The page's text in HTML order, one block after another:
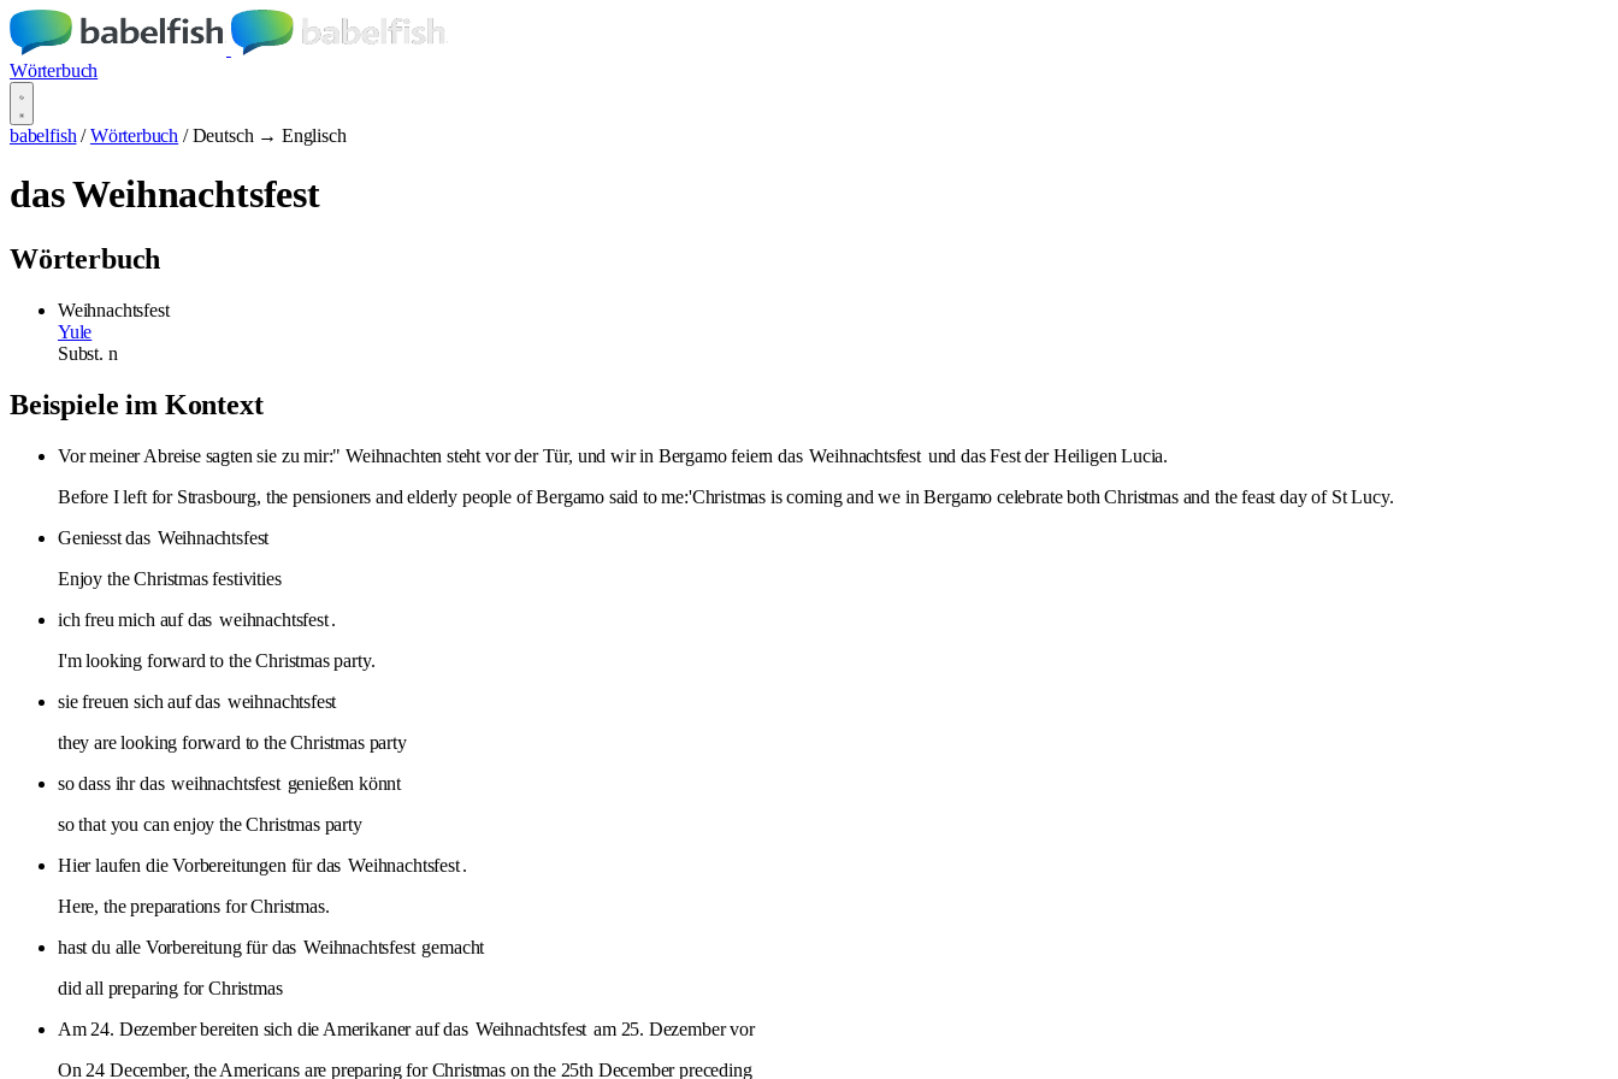
Wörterbuch
babelfish / Wörterbuch / Deutsch → Englisch
das Weihnachtsfest
Wörterbuch
Weihnachtsfest
Yule
Subst. n
Beispiele im Kontext
Vor meiner Abreise sagten sie zu mir:" Weihnachten steht vor der Tür, und wir in Bergamo feiern das Weihnachtsfest und das Fest der Heiligen Lucia.
Before I left for Strasbourg, the pensioners and elderly people of Bergamo said to me:'Christmas is coming and we in Bergamo celebrate both Christmas and the feast day of St Lucy.
Geniesst das Weihnachtsfest
Enjoy the Christmas festivities
ich freu mich auf das weihnachtsfest.
I'm looking forward to the Christmas party.
sie freuen sich auf das weihnachtsfest
they are looking forward to the Christmas party
so dass ihr das weihnachtsfest genießen könnt
so that you can enjoy the Christmas party
Hier laufen die Vorbereitungen für das Weihnachtsfest.
Here, the preparations for Christmas.
hast du alle Vorbereitung für das Weihnachtsfest gemacht
did all preparing for Christmas
Am 24. Dezember bereiten sich die Amerikaner auf das Weihnachtsfest am 25. Dezember vor
On 24 December, the Americans are preparing for Christmas on the 25th December preceding